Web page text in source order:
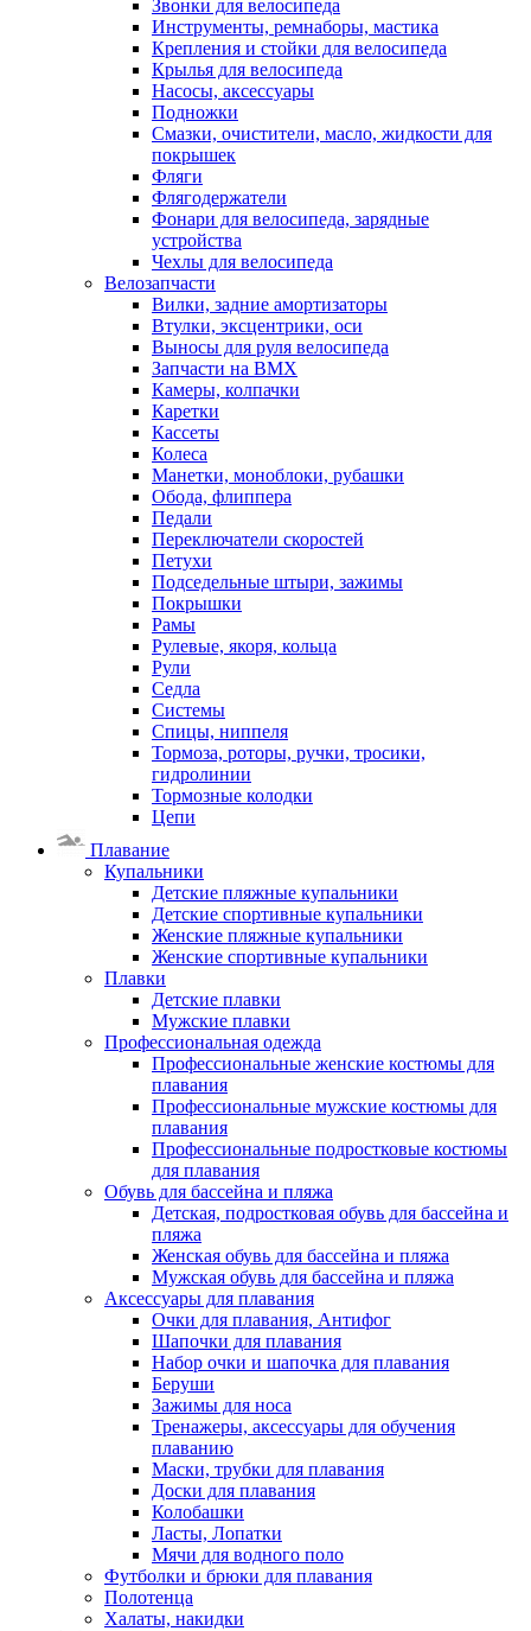
Звонки для велосипеда
Инструменты, ремнаборы, мастика
Крепления и стойки для велосипеда
Крылья для велосипеда
Насосы, аксессуары
Подножки
Смазки, очистители, масло, жидкости для
покрышек
Фляги
Флягодержатели
Фонари для велосипеда, зарядные
устройства
Чехлы для велосипеда
Велозапчасти
Вилки, задние амортизаторы
Втулки, эксцентрики, оси
Выносы для руля велосипеда
Запчасти на BMX
Камеры, колпачки
Каретки
Кассеты
Колеса
Манетки, моноблоки, рубашки
Обода, флиппера
Педали
Переключатели скоростей
Петухи
Подседельные штыри, зажимы
Покрышки
Рамы
Рулевые, якоря, кольца
Рули
Седла
Системы
Спицы, ниппеля
Тормоза, роторы, ручки, тросики,
гидролинии
Тормозные колодки
Цепи
Плавание
Купальники
Детские пляжные купальники
Детские спортивные купальники
Женские пляжные купальники
Женские спортивные купальники
Плавки
Детские плавки
Мужские плавки
Профессиональная одежда
Профессиональные женские костюмы для
плавания
Профессиональные мужские костюмы для
плавания
Профессиональные подростковые костюмы
для плавания
Обувь для бассейна и пляжа
Детская, подростковая обувь для бассейна и
пляжа
Женская обувь для бассейна и пляжа
Мужская обувь для бассейна и пляжа
Аксессуары для плавания
Очки для плавания, Антифог
Шапочки для плавания
Набор очки и шапочка для плавания
Беруши
Зажимы для носа
Тренажеры, аксессуары для обучения
плаванию
Маски, трубки для плавания
Доски для плавания
Колобашки
Ласты, Лопатки
Мячи для водного поло
Футболки и брюки для плавания
Полотенца
Халаты, накидки